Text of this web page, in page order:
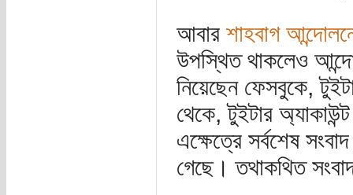
আবার শাহবাগ
উপস্থিত থাকলেও
নিয়েছেন ফেসবুকে,
থেকে, টুইটার
এক্ষেত্রে সর্বশেষ
গেছে। তথাকথিত